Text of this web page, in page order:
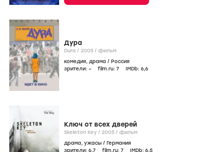
Дура
Dura / 2005 / фильм
комедия, драма / Россия
зрители: – film.ru: 7 IMDb: 6,6
Ключ от всех дверей
Skeleton Key / 2005 / фильм
драма, ужасы / Германия
зрители: 6,7 film.ru: 7 IMDb: 6,5